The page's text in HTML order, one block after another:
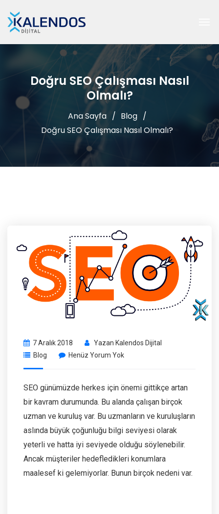
Doğru SEO Çalışması Nasıl
Olmalı?
Ana Sayfa
Blog
Doğru SEO Çalışması Nasıl Olmalı?
7 Aralık 2018 Yazan Kalendos Dijital
Blog
Henüz Yorum Yok
SEO günümüzde herkes için önemi gittikçe artan
bir kavram durumunda. Bu alanda çalışan birçok
uzman ve kuruluş var. Bu uzmanların ve kuruluşların
aslında büyük çoğunluğu bilgi seviyesi olarak
yeterli ve hatta iyi seviyede olduğu söylenebilir.
Ancak müşteriler hedefledikleri konumlara
maalesef ki gelemiyorlar. Bunun birçok nedeni var.